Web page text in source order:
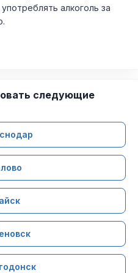
алкоголь за
следующие